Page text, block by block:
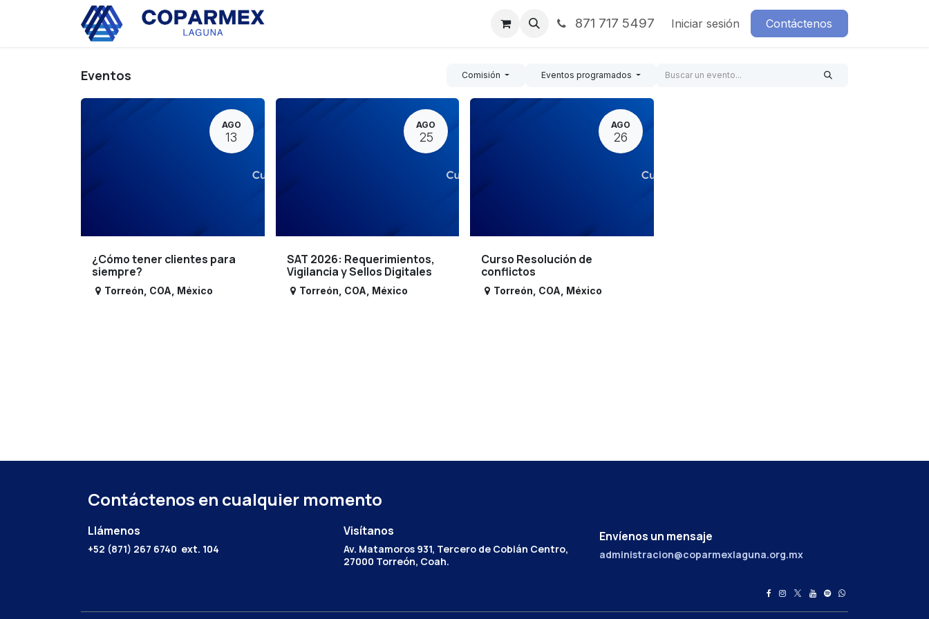
Noticias Contáctenos871 717 5497 Iniciar sesión Contáctenos
Eventos Comisión Eventos programados
AGO
13
¿Cómo tener clientes para
siempre?
Torreón COA México
AGO
25
SAT 2026: Requerimientos,
Vigilancia y Sellos Digitales
Torreón COA México
AGO
26
Curso Resolución de
conflictos
Torreón COA México
Contáctenos en cualquier momento
Llámenos
+52 (871) 267 6740 ext. 104
Envíenos un mensaje
administracion@coparmexlaguna.org.mx
Visítanos
Av. Matamoros 931, Tercero de Cobián Centro,
27000 Torreón, Coah.